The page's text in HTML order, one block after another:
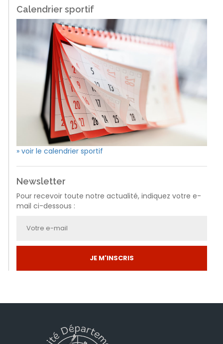
Calendrier sportif
» voir le calendrier sportif
Newsletter
Pour recevoir toute notre actualité, indiquez votre e-
mail ci-dessous :
JE M'INSCRIS